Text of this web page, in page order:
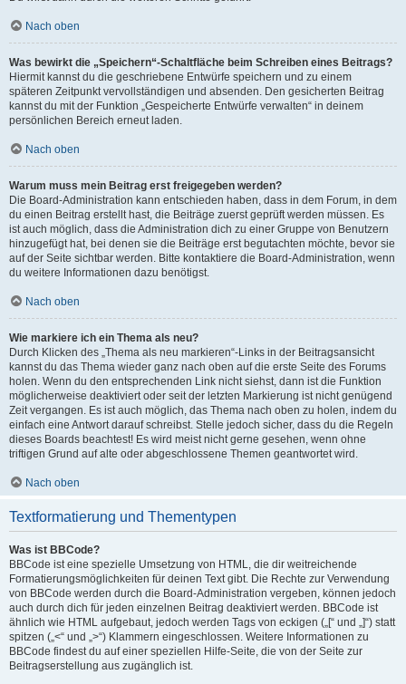
Nach oben
Was bewirkt die „Speichern“-Schaltfläche beim Schreiben eines Beitrags?
Hiermit kannst du die geschriebene Entwürfe speichern und zu einem
späteren Zeitpunkt vervollständigen und absenden. Den gesicherten Beitrag
kannst du mit der Funktion „Gespeicherte Entwürfe verwalten“ in deinem
persönlichen Bereich erneut laden.
Nach oben
Warum muss mein Beitrag erst freigegeben werden?
Die Board-Administration kann entschieden haben, dass in dem Forum, in dem
du einen Beitrag erstellt hast, die Beiträge zuerst geprüft werden müssen. Es
ist auch möglich, dass die Administration dich zu einer Gruppe von Benutzern
hinzugefügt hat, bei denen sie die Beiträge erst begutachten möchte, bevor sie
auf der Seite sichtbar werden. Bitte kontaktiere die Board-Administration, wenn
du weitere Informationen dazu benötigst.
Nach oben
Wie markiere ich ein Thema als neu?
Durch Klicken des „Thema als neu markieren“-Links in der Beitragsansicht
kannst du das Thema wieder ganz nach oben auf die erste Seite des Forums
holen. Wenn du den entsprechenden Link nicht siehst, dann ist die Funktion
möglicherweise deaktiviert oder seit der letzten Markierung ist nicht genügend
Zeit vergangen. Es ist auch möglich, das Thema nach oben zu holen, indem du
einfach eine Antwort darauf schreibst. Stelle jedoch sicher, dass du die Regeln
dieses Boards beachtest! Es wird meist nicht gerne gesehen, wenn ohne
triftigen Grund auf alte oder abgeschlossene Themen geantwortet wird.
Nach oben
Textformatierung und Thementypen
Was ist BBCode?
BBCode ist eine spezielle Umsetzung von HTML, die dir weitreichende
Formatierungsmöglichkeiten für deinen Text gibt. Die Rechte zur Verwendung
von BBCode werden durch die Board-Administration vergeben, können jedoch
auch durch dich für jeden einzelnen Beitrag deaktiviert werden. BBCode ist
ähnlich wie HTML aufgebaut, jedoch werden Tags von eckigen („[“ und „]“) statt
spitzen („<“ und „>“) Klammern eingeschlossen. Weitere Informationen zu
BBCode findest du auf einer speziellen Hilfe-Seite, die von der Seite zur
Beitragserstellung aus zugänglich ist.